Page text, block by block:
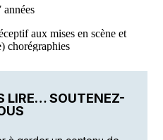
LIRE… SOUTENEZ-